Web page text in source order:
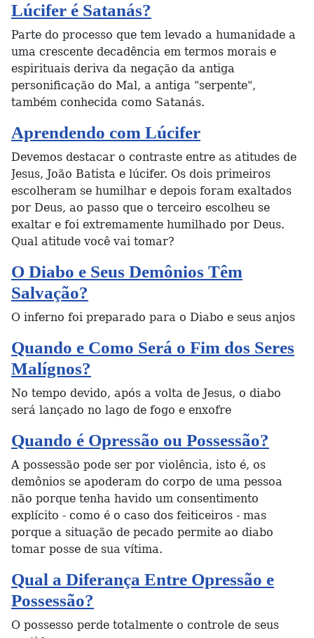
Lúcifer é Satanás?
Parte do processo que tem levado a humanidade a
uma crescente decadência em termos morais e
espirituais deriva da negação da antiga
personificação do Mal, a antiga "serpente",
também conhecida como Satanás.
Aprendendo com Lúcifer
Devemos destacar o contraste entre as atitudes de
Jesus, João Batista e lúcifer. Os dois primeiros
escolheram se humilhar e depois foram exaltados
por Deus, ao passo que o terceiro escolheu se
exaltar e foi extremamente humilhado por Deus.
Qual atitude você vai tomar?
O Diabo e Seus Demônios Têm
Salvação?
O inferno foi preparado para o Diabo e seus anjos
Quando e Como Será o Fim dos Seres
Malígnos?
No tempo devido, após a volta de Jesus, o diabo
será lançado no lago de fogo e enxofre
Quando é Opressão ou Possessão?
A possessão pode ser por violência, isto é, os
demônios se apoderam do corpo de uma pessoa
não porque tenha havido um consentimento
explícito - como é o caso dos feiticeiros - mas
porque a situação de pecado permite ao diabo
tomar posse de sua vítima.
Qual a Diferança Entre Opressão e
Possessão?
O possesso perde totalmente o controle de seus